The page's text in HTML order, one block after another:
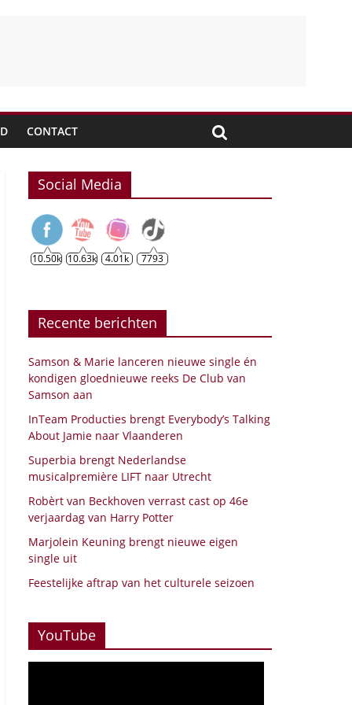
CONTACT
Social Media
10.50k 10.63k 4.01k 7793
Recente berichten
Samson & Marie lanceren nieuwe single én
kondigen gloednieuwe reeks De Club van
Samson aan
InTeam Producties brengt Everybody’s Talking
About Jamie naar Vlaanderen
Superbia brengt Nederlandse
musicalpremière LIFT naar Utrecht
Robèrt van Beckhoven verrast cast op 46e
verjaardag van Harry Potter
Marjolein Keuning brengt nieuwe eigen
single uit
Feestelijke aftrap van het culturele seizoen
YouTube